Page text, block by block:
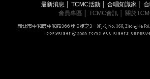
最新消息 TCMC活動 合唱知識家
會員專區
TCMC會訊 關於